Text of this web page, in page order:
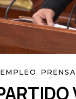
EMPLEO, PRENSA